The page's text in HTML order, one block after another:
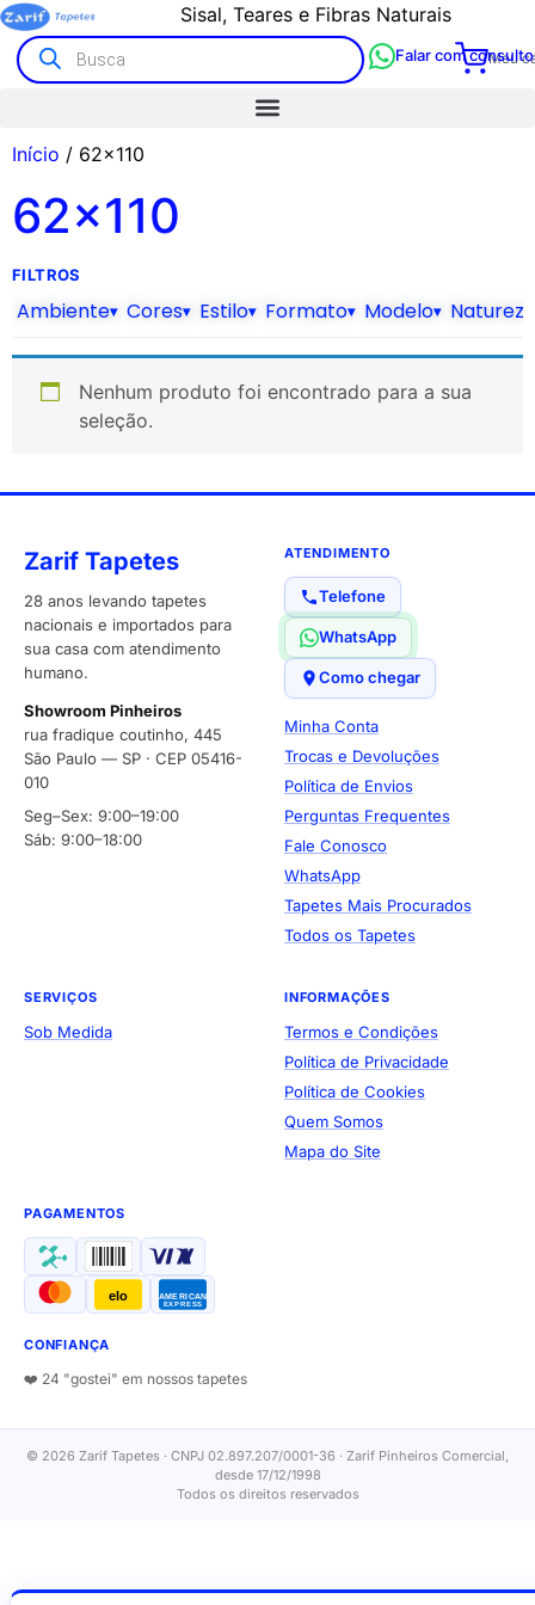
Sisal, Teares e Fibras Naturais
Meu
Falar com
Início / 62x110
62x110
FILTROS
Ambiente▾ Cores▾ Estilo▾ Formato▾ Modelo▾ Natureza
Nenhum produto foi encontrado para a sua
seleção.
Zarif Tapetes
28 anos levando tapetes
nacionais e importados para
sua casa com atendimento
humano.
Showroom Pinheiros
rua fradique coutinho, 445
São Paulo — SP · CEP 05416-
010
Seg–Sex: 9:00–19:00
Sáb: 9:00–18:00
ATENDIMENTO
Telefone
WhatsApp
Como chegar
Minha Conta
Trocas e Devoluções
Política de Envios
Perguntas Frequentes
Fale Conosco
WhatsApp
Tapetes Mais Procurados
Todos os Tapetes
SERVIÇOS
Sob Medida
INFORMAÇÕES
Termos e Condições
Política de Privacidade
Política de Cookies
Quem Somos
Mapa do Site
PAGAMENTOS
elo AMERICAN
EXPRESS
CONFIANÇA
❤️ 24 "gostei" em nossos tapetes
© 2026 Zarif Tapetes · CNPJ 02.897.207/0001-36 · Zarif Pinheiros Comercial,
desde 17/12/1998
Todos os direitos reservados